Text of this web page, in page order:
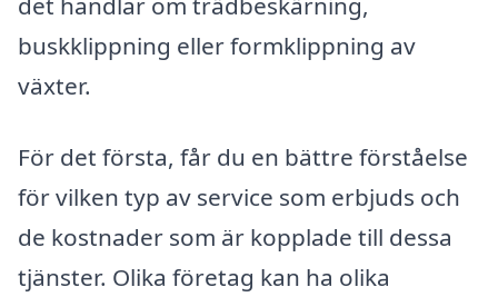
buskklippning eller formklippning av
växter.
För det första, får du en bättre förståelse
för vilken typ av service som erbjuds och
de kostnader som är kopplade till dessa
tjänster. Olika företag kan ha olika